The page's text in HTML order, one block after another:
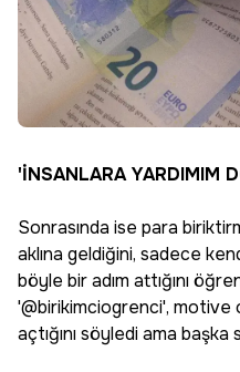
'İNSANLARA YARDIMIM
Sonrasında ise para
aklına geldiğini, sadece
böyle bir adım attığını
'@birikimciogrenci', motive
açtığını söyledi ama